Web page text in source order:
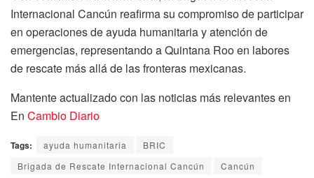
Internacional Cancún reafirma su compromiso de participar
en operaciones de ayuda humanitaria y atención de
emergencias, representando a Quintana Roo en labores
de rescate más allá de las fronteras mexicanas.
Mantente actualizado con las noticias más relevantes en
En Cambio Diario
Tags: ayuda humanitaria
BRIC
Brigada de Rescate Internacional Cancún
Cancún